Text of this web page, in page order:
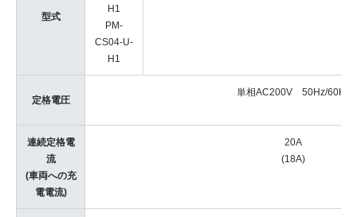
型式
H1
PM-
CS04-U-
H1
定格電圧
単相AC200V 50Hz/60Hz
連続定格電
流
(車両への充
電電流)
20A
(18A)